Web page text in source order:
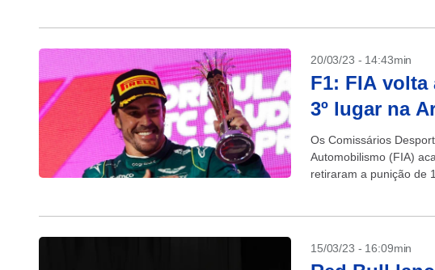
20/03/23 - 14:43min
F1: FIA volta
3º lugar na
Os Comissários
Automobilismo (FIA)
retiraram a punição de
15/03/23 - 16:09min